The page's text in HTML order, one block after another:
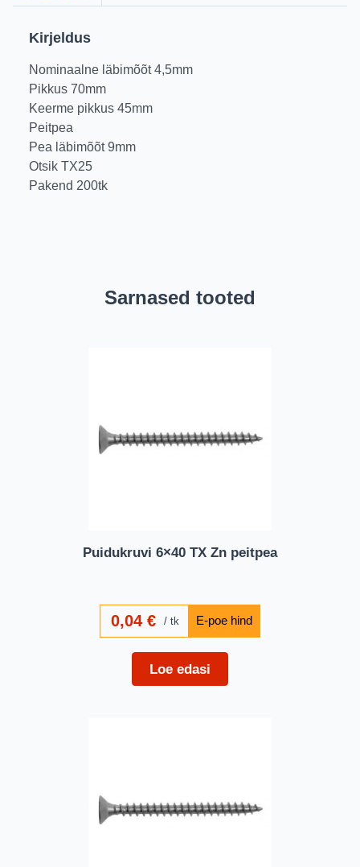
Kirjeldus
Nominaalne läbimõõt 4,5mm
Pikkus 70mm
Keerme pikkus 45mm
Peitpea
Pea läbimõõt 9mm
Otsik TX25
Pakend 200tk
Sarnased tooted
Puidukruvi 6×40 TX Zn peitpea
0,04€ tk
Loe edasi